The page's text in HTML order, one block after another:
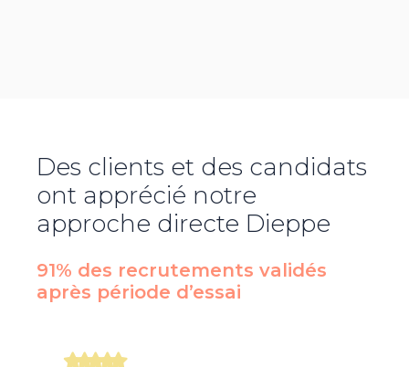
Des clients et des candidats
ont apprécié notre
approche directe Dieppe
91% des recrutements validés
après période d’essai​